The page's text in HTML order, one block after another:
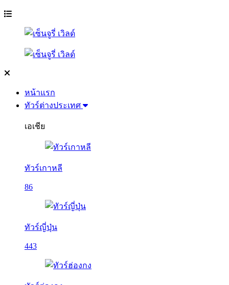
หน้าแรก
ทัวร์ต่างประเทศ
เอเชีย
ทัวร์เกาหลี
86
ทัวร์ญี่ปุ่น
443